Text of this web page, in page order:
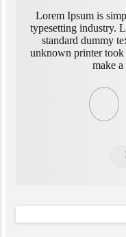
Lorem Ipsum is
typesetting industry.
standard dummy
unknown printer took
make